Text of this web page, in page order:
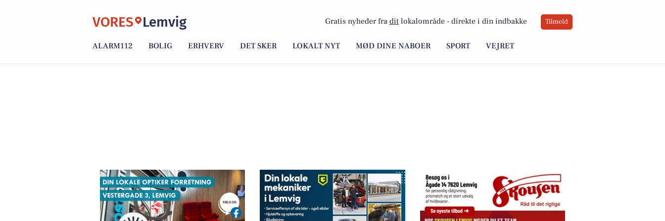
VORES Lemvig Gratis nyheder fra dit lokalområde - direkte i din indbakke Tilmeld
ALARM112 BOLIG ERHVERV DET SKER LOKALT NYT MØD DINE NABOER SPORT VEJRET